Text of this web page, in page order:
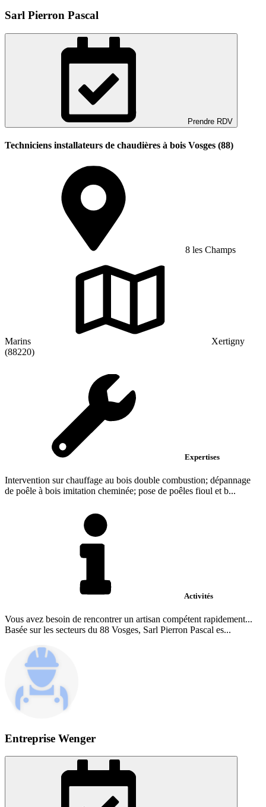
Sarl Pierron Pascal
Prendre RDV
Techniciens installateurs de chaudières à bois Vosges (88)
8 les Champs
Marins
Xertigny
(88220)
Expertises
Intervention sur chauffage au bois double combustion; dépannage
de poêle à bois imitation cheminée; pose de poêles fioul et b...
Activités
Vous avez besoin de rencontrer un artisan compétent rapidement...
Basée sur les secteurs du 88 Vosges, Sarl Pierron Pascal es...
Entreprise Wenger